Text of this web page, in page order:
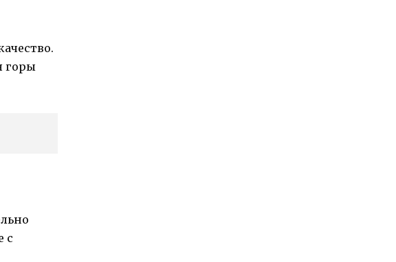
горы
с